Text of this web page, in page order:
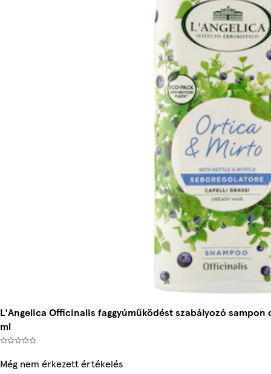
L'Angelica Officinalis faggyúműködést szabályozó
ml
Még nem érkezett értékelés